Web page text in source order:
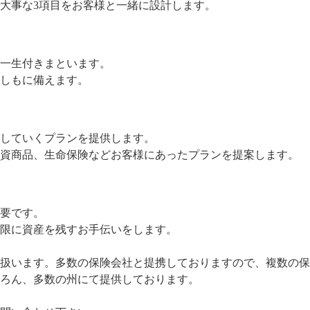
事な3項目をお客様と一緒に設計します。
生付きまといます。
もに備えます。
ていくプランを提供します。
商品、生命保険などお客様にあったプランを提案します。
です。
に資産を残すお手伝いをします。
います。多数の保険会社と提携しておりますので、複数の
ん、多数の州にて提供しております。